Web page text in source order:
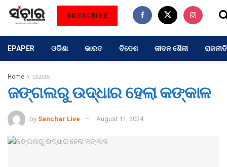
SUBSCRIBE
EPAPER ଓଡିଶା ଭାରତ ବିଦେଶ ଜୀବନ ଶୈଳୀ ରାଜନୀତି
Home ଅପରାଧ
ଜଙ୍ଗଲରୁ ଉଦ୍ଧାର ହେଲା କଙ୍କାଳ
by Sanchar Live August 11, 2024